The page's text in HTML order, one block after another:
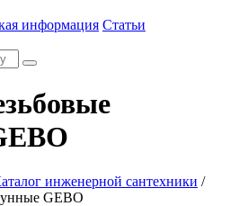
информация Статьи
инженерной сантехники /
GEBO